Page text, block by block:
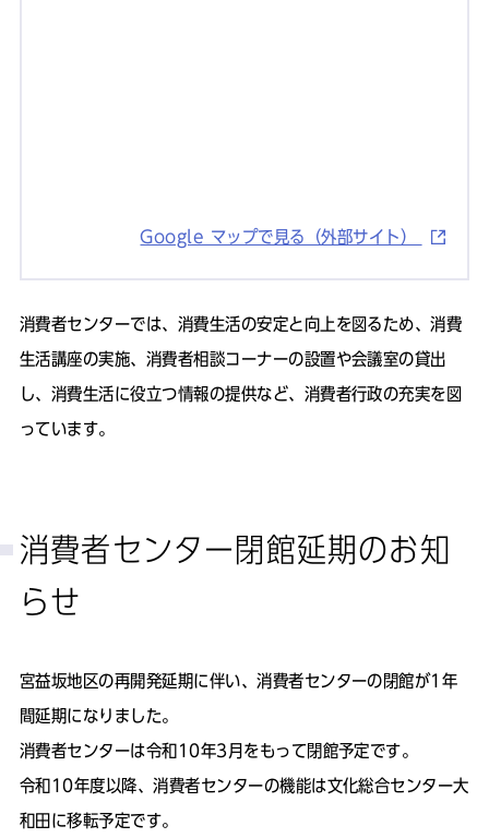
Google マップで見る（外部サイト）
消費者センターでは、消費生活の安定と向上を図るため、消費
生活講座の実施、消費者相談コーナーの設置や会議室の貸出
し、消費生活に役立つ情報の提供など、消費者行政の充実を図
っています。
消費者センター閉館延期のお知
らせ
宮益坂地区の再開発延期に伴い、消費者センターの閉館が1年
間延期になりました。
消費者センターは令和10年3月をもって閉館予定です。
令和10年度以降、消費者センターの機能は文化総合センター大
和田に移転予定です。